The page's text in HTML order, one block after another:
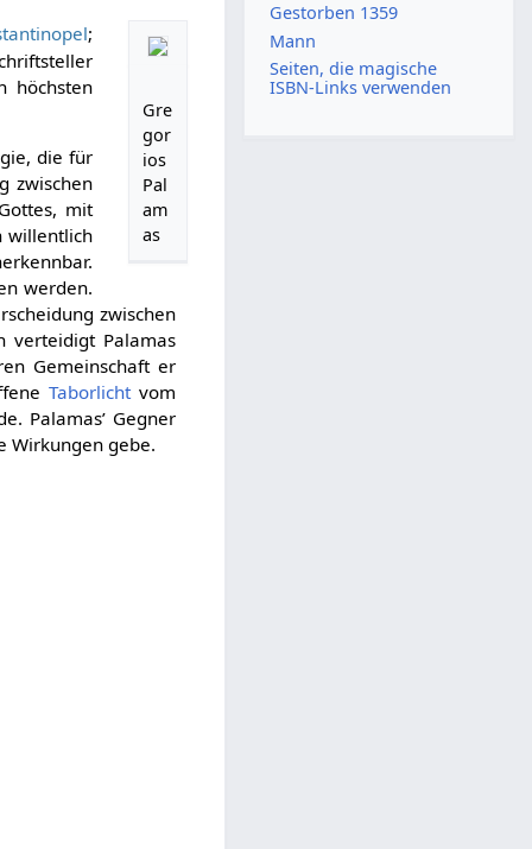
Gre
gor
ios
Pal
am
as
;
höchsten
die für
zwischen
mit
willentlich
werden.
zwischen
verteidigt Palamas
Gemeinschaft er
Taborlichtvom
Palamas’ Gegner
Wirkungen gebe.
Gestorben 1359
Mann
Seiten, die magische
ISBN-Links verwenden